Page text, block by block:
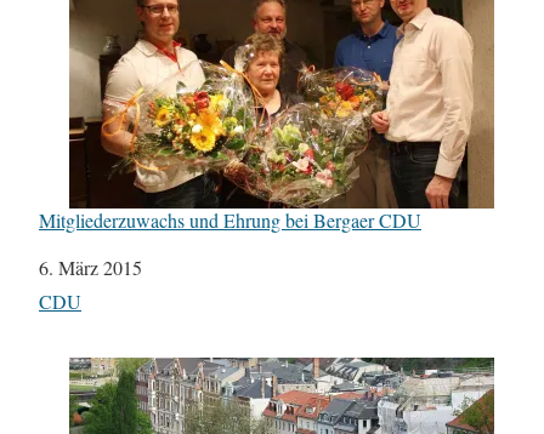
Mitgliederzuwachs und Ehrung bei Bergaer CDU
Datum
6. März 2015
In Bezug auf
CDU